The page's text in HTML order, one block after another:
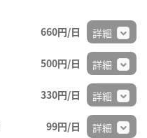
660円/日 詳細
500円/日 詳細
330円/日 詳細
99円/日 詳細